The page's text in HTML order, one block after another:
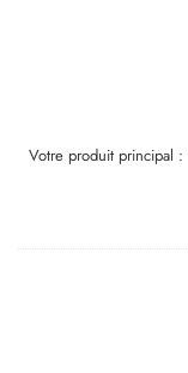
Votre produit principal :